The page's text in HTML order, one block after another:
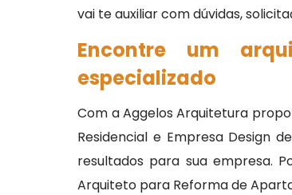
vai te auxiliar com dúvidas,
Encontre um
especializado
Com a Aggelos Arquitetura
Residencial e Empresa Design
resultados para sua empresa.
Arquiteto para Reforma de